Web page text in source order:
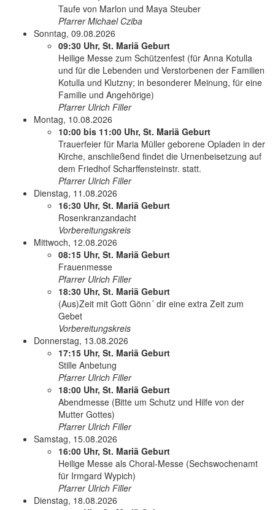
Taufe von Marlon und Maya Steuber
Pfarrer Michael Cziba
Sonntag, 09.08.2026
09:30 Uhr, St. Mariä Geburt
Heilige Messe zum Schützenfest (für Anna Kotulla
und für die Lebenden und Ver­stor­benen der Familien
Kotulla und Klutzny; in besonderer Meinung, für eine
Familie und Angehörige)
Pfarrer Ulrich Filler
Montag, 10.08.2026
10:00 bis 11:00 Uhr, St. Mariä Geburt
Trauerfeier für Maria Müller geborene Opladen in der
Kirche, anschließend findet die Urnenbeisetzung auf
dem Friedhof Scharffensteinstr. statt.
Pfarrer Ulrich Filler
Dienstag, 11.08.2026
16:30 Uhr, St. Mariä Geburt
Rosenkranzandacht
Vorbereitungskreis
Mittwoch, 12.08.2026
08:15 Uhr, St. Mariä Geburt
Frauenmesse
Pfarrer Ulrich Filler
18:30 Uhr, St. Mariä Geburt
(Aus)Zeit mit Gott Gönn´ dir eine extra Zeit zum
Gebet
Vorbereitungskreis
Donnerstag, 13.08.2026
17:15 Uhr, St. Mariä Geburt
Stille Anbetung
Pfarrer Ulrich Filler
18:00 Uhr, St. Mariä Geburt
Abendmesse (Bitte um Schutz und Hilfe von der
Mutter Gottes)
Pfarrer Ulrich Filler
Samstag, 15.08.2026
16:00 Uhr, St. Mariä Geburt
Heilige Messe als Choral-Messe (Sechs­woch­en­amt
für Irmgard Wypich)
Pfarrer Ulrich Filler
Dienstag, 18.08.2026